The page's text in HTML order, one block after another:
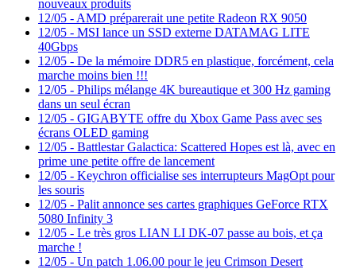
nouveaux produits
12/05 - AMD préparerait une petite Radeon RX 9050
12/05 - MSI lance un SSD externe DATAMAG LITE
40Gbps
12/05 - De la mémoire DDR5 en plastique, forcément, cela
marche moins bien !!!
12/05 - Philips mélange 4K bureautique et 300 Hz gaming
dans un seul écran
12/05 - GIGABYTE offre du Xbox Game Pass avec ses
écrans OLED gaming
12/05 - Battlestar Galactica: Scattered Hopes est là, avec en
prime une petite offre de lancement
12/05 - Keychron officialise ses interrupteurs MagOpt pour
les souris
12/05 - Palit annonce ses cartes graphiques GeForce RTX
5080 Infinity 3
12/05 - Le très gros LIAN LI DK-07 passe au bois, et ça
marche !
12/05 - Un patch 1.06.00 pour le jeu Crimson Desert